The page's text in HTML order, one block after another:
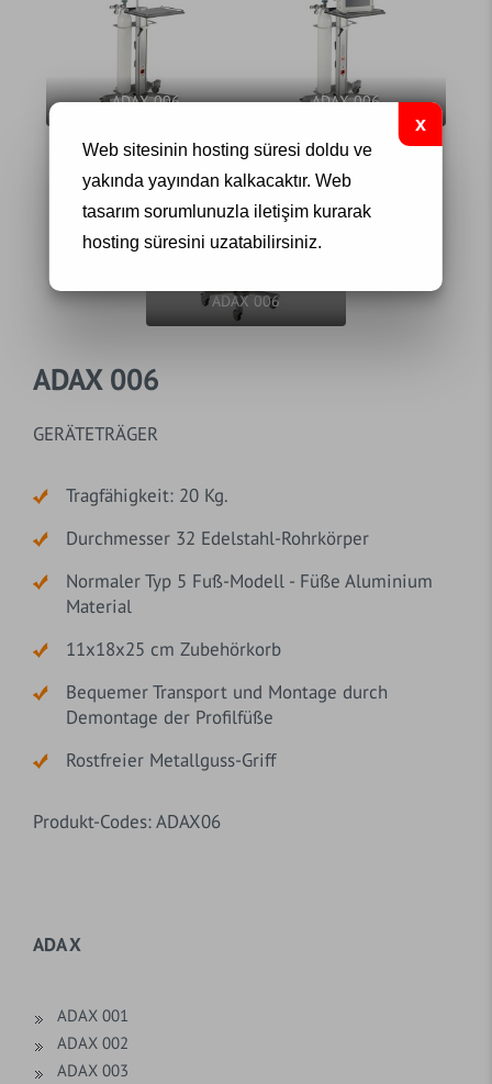
ADAX 006 ADAX 006
ADAX 006
ADAX 006
GERÄTETRÄGER
Tragfähigkeit: 20 Kg.
Durchmesser 32 Edelstahl-Rohrkörper
Normaler Typ 5 Fuß-Modell - Füße Aluminium
Material
11x18x25 cm Zubehörkorb
Bequemer Transport und Montage durch
Demontage der Profilfüße
Rostfreier Metallguss-Griff
Produkt-Codes: ADAX06
Web sitesinin hosting süresi doldu ve
yakında yayından kalkacaktır. Web
tasarımsorumlunuzla iletişim kurarak
hosting süresini uzatabilirsiniz.
ADA X
ADAX 001
ADAX 002
ADAX 003